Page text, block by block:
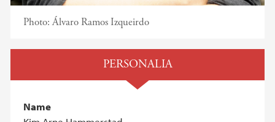
Photo:Álvaro Ramos Izqueirdo
PERSONALIA
Name